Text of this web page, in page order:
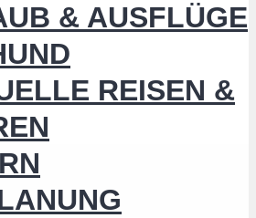
& AUSFLÜGE
REISEN &